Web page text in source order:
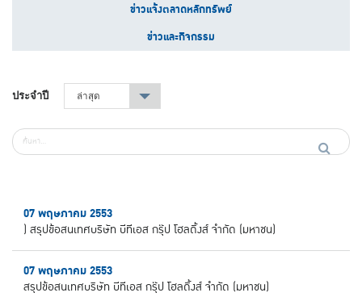
ข่าวแจ้งตลาดหลักทรัพย์
ข่าวและกิจกรรม
ประจำปี ล่าสุด ▾
07 พฤษภาคม 2553
) สรุปข้อสนเทศบริษัท บีทีเอส กรุ๊ป โฮลดิ้งส์ จำกัด (มหาชน)
07 พฤษภาคม 2553
สรุปข้อสนเทศบริษัท บีทีเอส กรุ๊ป โฮลดิ้งส์ จำกัด (มหาชน)